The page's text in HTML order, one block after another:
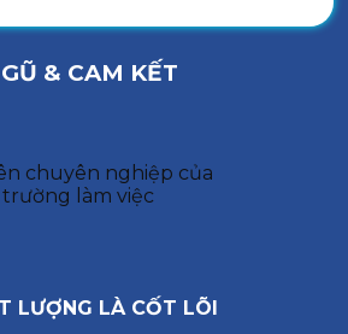
& CAM KẾT
chuyên nghiệp của
trường làm việc
LƯỢNG LÀ CỐT LÕI